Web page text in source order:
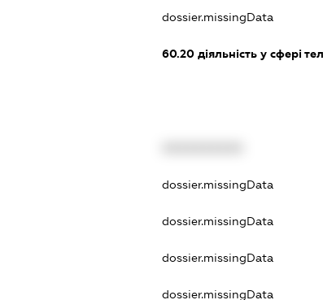
dossier.missingData
60.20діяльність у сфері
dossier.missingData
dossier.missingData
dossier.missingData
dossier.missingData